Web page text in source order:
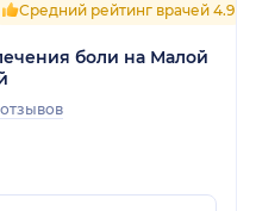
Средний рейтинг врачей 4.9
боли на Малой